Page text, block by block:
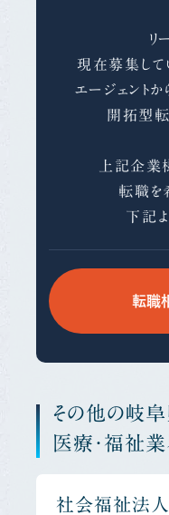
リ
現在募集して
エージェント
開拓型転
上記企業
転職を
下記よ
転職
その他の岐
医療・福祉
社会福祉法